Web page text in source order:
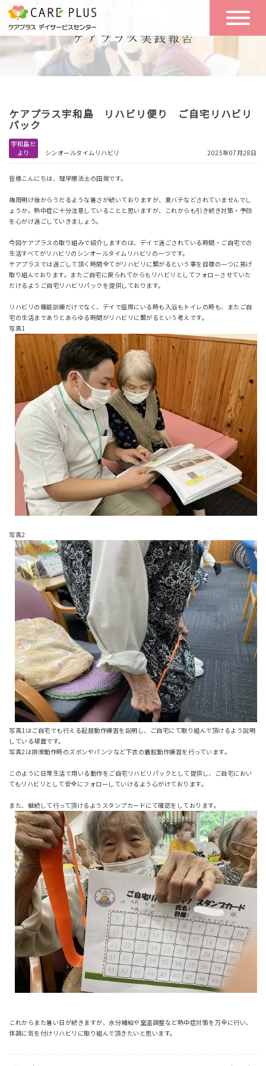
こんな方に
おすすめ
一日の流れ
一日体験
空き状況
実践報告
リクルート
お問い合わせ
体験希望
ケアプラス宇和島 リハビリ便り ご自宅リハビリ
パック
宇和島だ
より
シンオールタイムリハビリ 2025年07月28日
皆様こんにちは、理学療法士の田坂です。
梅雨明け後からうだるような暑さが続いておりますが、夏バテなどされていませんでし
ょうか。熱中症に十分注意していることと思いますが、これからも引き続き対策・予防
を心がけ過ごしていきましょう。
今回ケアプラスの取り組みで紹介しますのは、デイで過ごされている時間・ご自宅での
生活すべてがリハビリのシンオールタイムリハビリの一つです。
ケアプラスでは過ごして頂く時間全てがリハビリに繋がるという事を目標の一つに掲げ
取り組んでおります。またご自宅に戻られてからもリハビリとしてフォローさせていた
だけるようご自宅リハビリパックを提供しております。
リハビリの機能訓練だけでなく、デイで座席にいる時も入浴もトイレの時も、またご自
宅の生活までありとあらゆる時間がリハビリに繋がるという考えです。
写真1
写真2
写真1はご自宅でも行える起居動作練習を説明し、ご自宅にて取り組んで頂けるよう説明
している場面です。
写真2は排泄動作時のズボンやパンツなど下衣の着脱動作練習を行っています。
このように日常生活で用いる動作をご自宅リハビリパックとして提供し、ご自宅におい
てもリハビリとして安全にフォローしていけるよう心がけております。
また、継続して行って頂けるようスタンプカードにて確認をしております。
これからまた暑い日が続きますが、水分補給や室温調整など熱中症対策を万全に行い、
体調に気を付けリハビリに取り組んで頂きたいと思います。